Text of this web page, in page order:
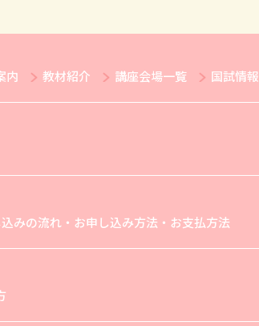
内 教材紹介 講座会場一覧 国試情報
みの流れ・お申し込み方法・お支払方法